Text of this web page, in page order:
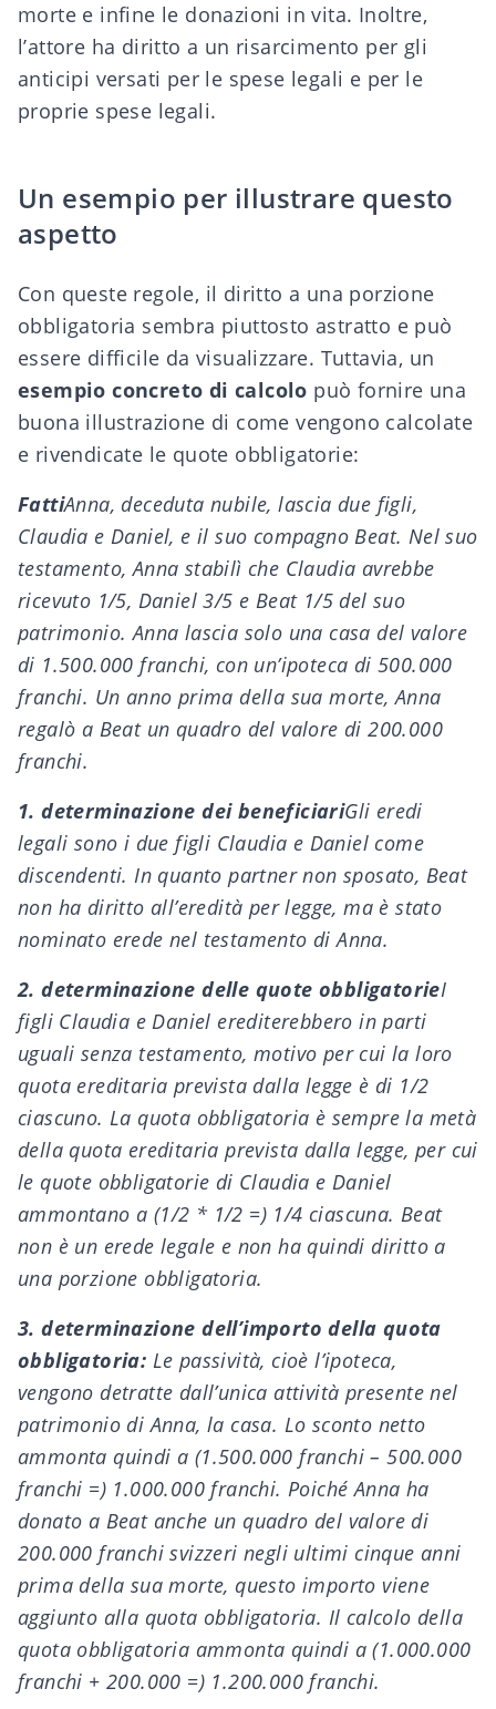
morte e infine le donazioni in vita. Inoltre,
l’attore ha diritto a un risarcimento per gli
anticipi versati per le spese legali e per le
proprie spese legali.
Un esempio per illustrare questo
aspetto
Con queste regole, il diritto a una porzione
obbligatoria sembra piuttosto astratto e può
essere difficile da visualizzare. Tuttavia, un
esempio concreto di calcolo può fornire una
buona illustrazione di come vengono calcolate
e rivendicate le quote obbligatorie:
FattiAnna, deceduta nubile, lascia due figli,
Claudia e Daniel, e il suo compagno Beat. Nel suo
testamento, Anna stabilì che Claudia avrebbe
ricevuto 1/5, Daniel 3/5 e Beat 1/5 del suo
patrimonio. Anna lascia solo una casa del valore
di 1.500.000 franchi, con un’ipoteca di 500.000
franchi. Un anno prima della sua morte, Anna
regalò a Beat un quadro del valore di 200.000
franchi.
1. determinazione dei beneficiariGli eredi
legali sono i due figli Claudia e Daniel come
discendenti. In quanto partner non sposato, Beat
non ha diritto all’eredità per legge, ma è stato
nominato erede nel testamento di Anna.
2. determinazione delle quote obbligatorieI
figli Claudia e Daniel erediterebbero in parti
uguali senza testamento, motivo per cui la loro
quota ereditaria prevista dalla legge è di 1/2
ciascuno. La quota obbligatoria è sempre la metà
della quota ereditaria prevista dalla legge, per cui
le quote obbligatorie di Claudia e Daniel
ammontano a (1/2 * 1/2 =) 1/4 ciascuna. Beat
non è un erede legale e non ha quindi diritto a
una porzione obbligatoria.
3. determinazione dell’importo della quota
obbligatoria: Le passività, cioè l’ipoteca,
vengono detratte dall’unica attività presente nel
patrimonio di Anna, la casa. Lo sconto netto
ammonta quindi a (1.500.000 franchi – 500.000
franchi =) 1.000.000 franchi. Poiché Anna ha
donato a Beat anche un quadro del valore di
200.000 franchi svizzeri negli ultimi cinque anni
prima della sua morte, questo importo viene
aggiunto alla quota obbligatoria. Il calcolo della
quota obbligatoria ammonta quindi a (1.000.000
franchi + 200.000 =) 1.200.000 franchi.